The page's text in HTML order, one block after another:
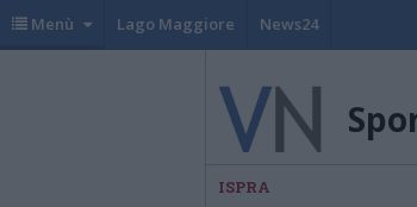
Menù Lago Maggiore News24
ISPRA